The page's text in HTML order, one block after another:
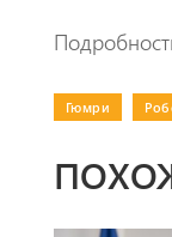
Гюмри